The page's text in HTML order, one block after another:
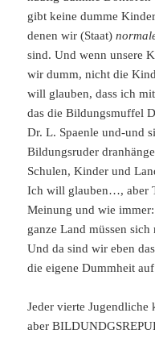
gibt keine dumme
denen wir (Staat)
sind. Und wenn unsere
wir dumm, nicht die
will glauben, dass ich
das die Bildungsmuffel
Dr. L. Spaenle und-und
Bildungsruder
Schulen, Kinder und
Ich will glauben…, aber
Meinung und wie
ganze Land müssen
Und da sind wir eben
die eigene Dummheit
Jeder vierte Jugendliche
aber